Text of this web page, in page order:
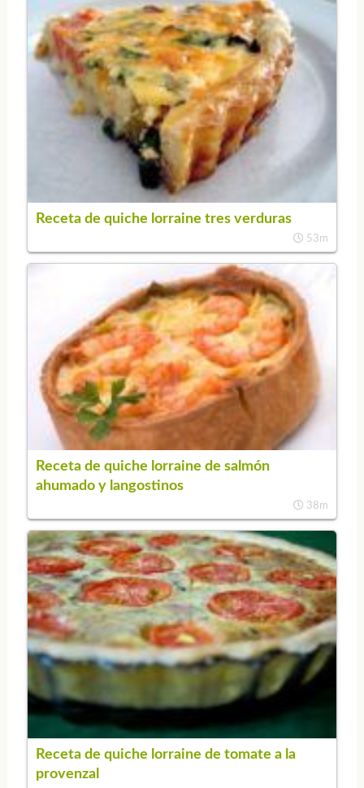
Receta de quiche lorraine tres verduras
53m
Receta de quiche lorraine de salmón
ahumado y langostinos
38m
Receta de quiche lorraine de tomate a la
provenzal